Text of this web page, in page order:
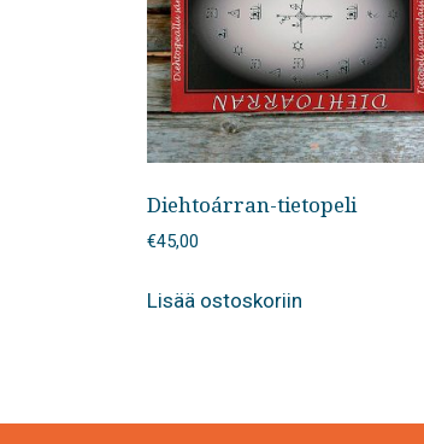
Diehtoárran-tietopeli
€45,00
Lisää ostoskoriin